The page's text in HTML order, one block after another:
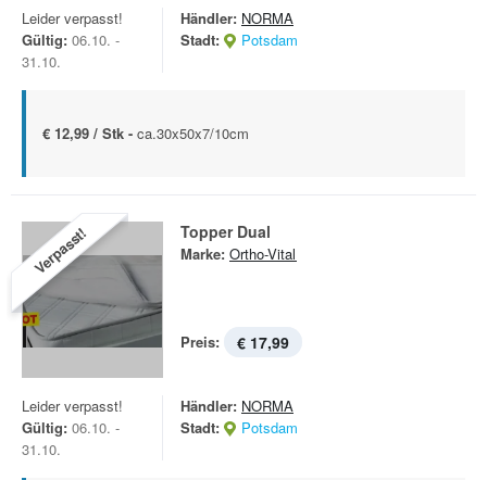
Leider verpasst!
Gültig: 06.10. -
31.10.
Händler: NORMA
Stadt:
Potsdam
€ 12,99 / Stk - ca.30x50x7/10cm
Verpasst! Topper Dual
Marke: Ortho-Vital
Preis: € 17,99
Leider verpasst!
Gültig: 06.10. -
31.10.
Händler: NORMA
Stadt:
Potsdam